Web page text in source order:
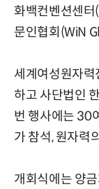
화백컨벤션센
문인협회(WiN
세계여성원자력
하고 사단법인
번 행사에는 30
가 참석, 원자력
개회식에는 양